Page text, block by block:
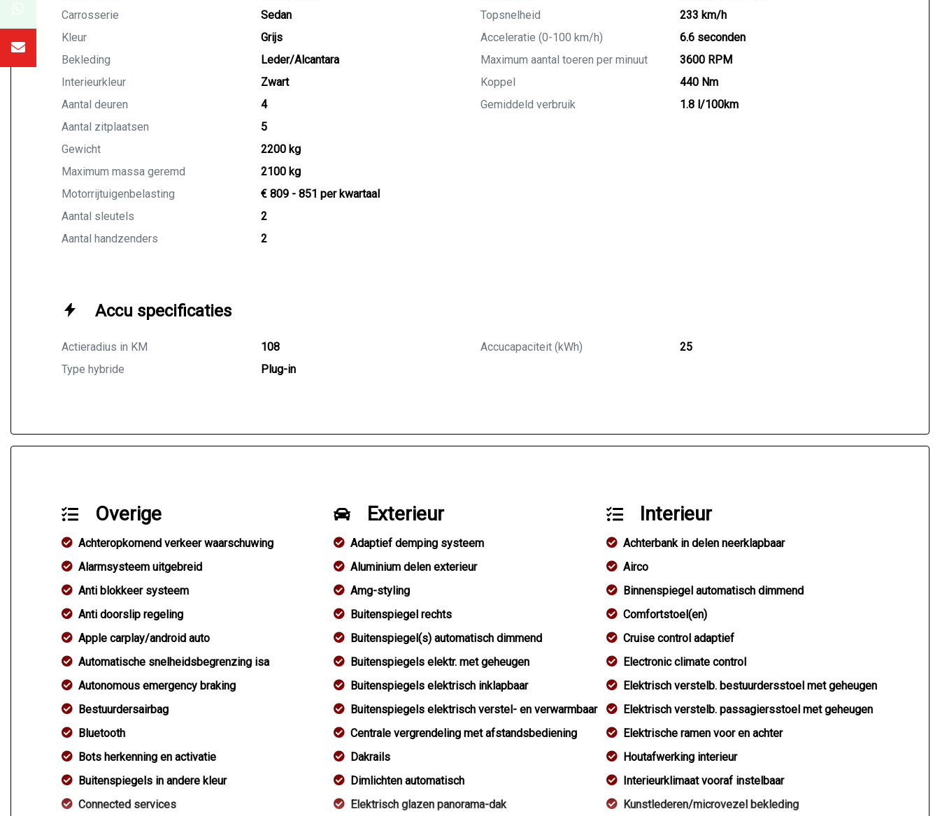
Carrosserie
Sedan
Kleur
Grijs
Bekleding
Leder/Alcantara
Interieurkleur
Zwart
Aantal deuren
4
Aantal zitplaatsen
5
Gewicht
2200 kg
Maximum massa geremd
2100 kg
Motorrijtuigenbelasting
€ 809 - 851 per kwartaal
Aantal sleutels
2
Aantal handzenders
2
Topsnelheid
233 km/h
Acceleratie (0-100 km/h)
6.6 seconden
Maximum aantal toeren per minuut
3600 RPM
Koppel
440 Nm
Gemiddeld verbruik
1.8 l/100km
Accu specificaties
Actieradius in KM 108 Accucapaciteit (kWh)
25
Type hybride
Plug-in
Overige
Achteropkomend verkeer waarschuwing
Alarmsysteem uitgebreid
Anti blokkeer systeem
Anti doorslip regeling
Apple carplay/android auto
Automatische snelheidsbegrenzing isa
Autonomous emergency braking
Bestuurdersairbag
Bluetooth
Bots herkenning en activatie
Buitenspiegels in andere kleur
Connected services
Exterieur
Adaptief demping systeem
Aluminium delen exterieur
Amg-styling
Buitenspiegel rechts
Buitenspiegel(s) automatisch dimmend
Buitenspiegels elektr. met geheugen
Buitenspiegels elektrisch inklapbaar
Buitenspiegels elektrisch verstel- en verwarmbaar
Centrale vergrendeling met afstandsbediening
Dakrails
Dimlichten automatisch
Elektrisch glazen panorama-dak
Interieur
Achterbank in delen neerklapbaar
Airco
Binnenspiegel automatisch dimmend
Comfortstoel(en)
Cruise control adaptief
Electronic climate control
Elektrisch verstelb. bestuurdersstoel met geheugen
Elektrisch verstelb. passagiersstoel met geheugen
Elektrische ramen voor en achter
Houtafwerking interieur
Interieurklimaat vooraf instelbaar
Kunstlederen/microvezel bekleding